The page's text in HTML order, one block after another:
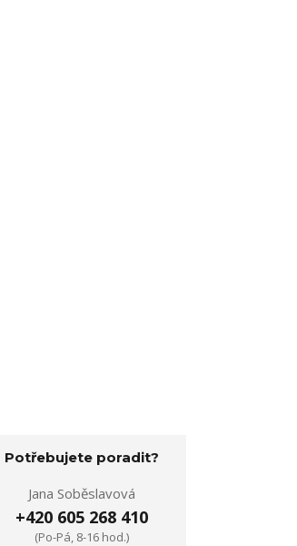
Potřebujete poradit?
Jana Soběslavová
+420 605 268 410
(Po-Pá, 8-16 hod.)